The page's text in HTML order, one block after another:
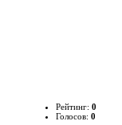
Рейтинг: 0
Голосов: 0